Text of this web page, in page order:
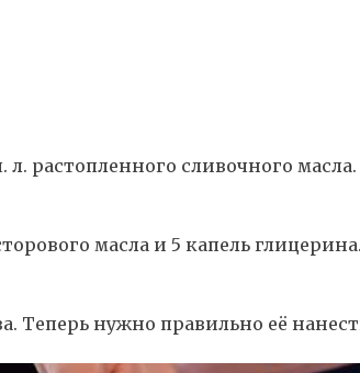
л. растопленного сливочного
масла и 5 капель глицерина.
Теперь нужно правильно её